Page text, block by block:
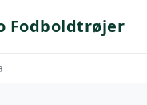
Fodboldtrøjer